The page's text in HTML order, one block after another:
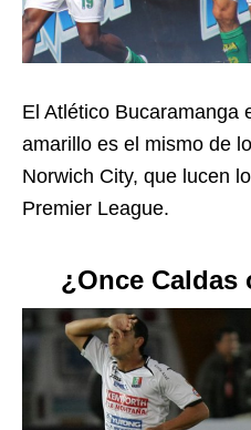
El Atlético Bucaramanga
amarillo es el mismo de
Norwich City, que lucen
Premier League.
¿Once Caldas